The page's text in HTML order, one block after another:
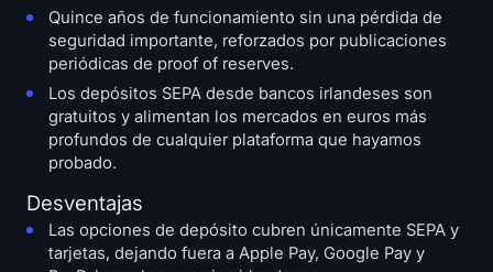
Quince años de funcionamiento sin una pérdida de
seguridad importante, reforzados por publicaciones
periódicas de proof of reserves.
Los depósitos SEPA desde bancos irlandeses son
gratuitos y alimentan los mercados en euros más
profundos de cualquier plataforma que hayamos
probado.
Desventajas
Las opciones de depósito cubren únicamente SEPA y
tarjetas, dejando fuera a Apple Pay, Google Pay y